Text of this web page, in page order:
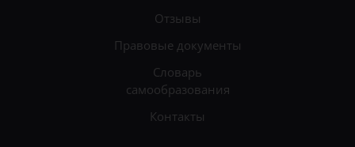
Отзывы
Правовые документы
Словарь
самообразования
Контакты